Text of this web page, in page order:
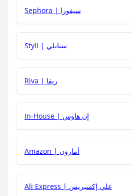
كود خصم مع العروض الأخرى؟
Sephora | سيفورا
Styli | ستايلي
Riva | ريفا
In-House | إن هاوس
Amazon | أمازون
Ali Express | علي إكسبريس